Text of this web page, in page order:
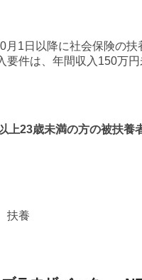
1日以降に社会保険の
要件は、年間収入150万
23歳未満の方の被扶養
扶養